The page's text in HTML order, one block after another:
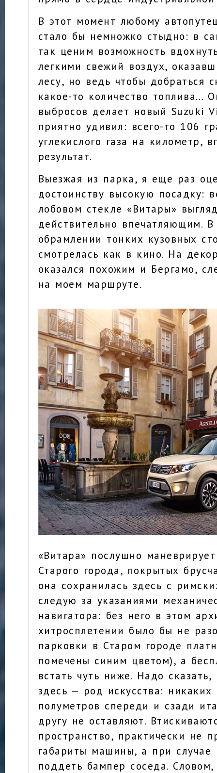
В этот момент любому
стало бы немножко стыдно: в
так ценим возможность
легкими свежий воздух,
лесу, но ведь чтобы добраться
какое-то количество топлива…
выбросов делает новый Suzuki
приятно удивил: всего-то 106
углекислого газа на километр,
результат.
Выезжая из парка, я еще раз
достоинству высокую посадку:
лобовом стекле «Витары»
действительно впечатляющим.
обрамлении тонких кузовных
смотрелась как в кино. На
оказался похожим и Бергамо,
на моем маршруте.
«Витара» послушно
Старого города, покрытых
она сохранилась здесь с
следую за указаниями
навигатора: без него в этом
хитросплетении было бы не
парковки в Старом городе
помечены синим цветом), а
встать чуть ниже. Надо
здесь — род искусства:
полуметров спереди и сзади
другу не оставляют.
пространство, практически не
габариты машины, а при случае
поддеть бампер соседа.